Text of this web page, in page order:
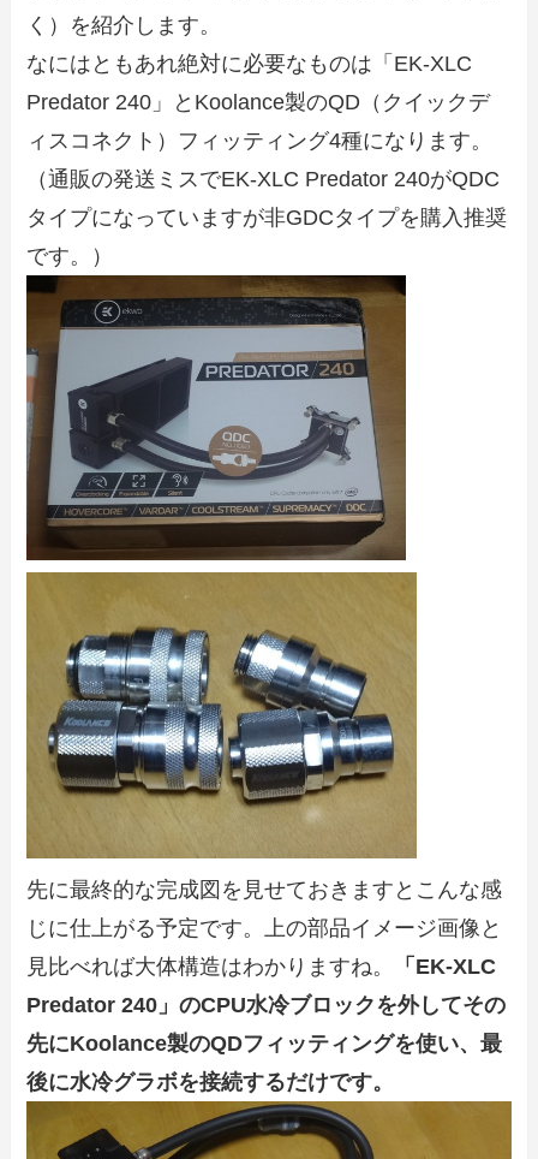
く）を紹介します。
なにはともあれ絶対に必要なものは「EK-XLC
Predator 240」とKoolance製のQD（クイックデ
ィスコネクト）フィッティング4種になります。
（通販の発送ミスでEK-XLC Predator 240がQDC
タイプになっていますが非GDCタイプを購入推奨
です。）
先に最終的な完成図を見せておきますとこんな感
じに仕上がる予定です。上の部品イメージ画像と
見比べれば大体構造はわかりますね。
「EK-XLC
Predator 240」のCPU水冷ブロックを外してその
先にKoolance製のQDフィッティングを使い、最
後に水冷グラボを接続するだけです。